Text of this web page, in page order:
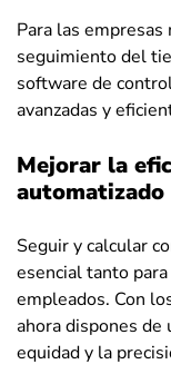
Para las empresas
seguimiento del
software de
avanzadas y
Mejorar la
automatizado
Seguir y calcular
esencial tanto
empleados. Con
ahora dispones de
equidad y la